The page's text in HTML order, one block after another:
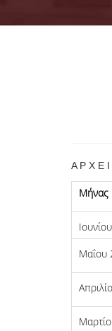
A Ρ Χ Ε
Μήνας
Μαΐου